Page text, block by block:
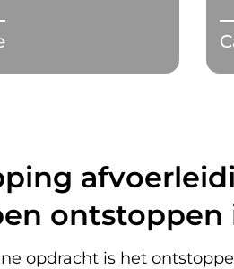
ontstoppen
opdracht is het